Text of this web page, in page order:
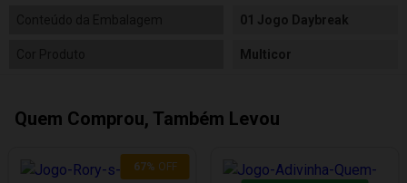
01 Jogo Daybreak
Multicor
Quem Comprou, Também Levou
67% OFF